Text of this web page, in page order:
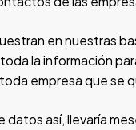
en nuestras
la información
empresa que se
datos así, llevaría